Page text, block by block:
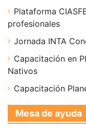
Plataforma
profesionales
Jornada INTA
Capacitación en
Nativos
Capacitación
Mesa de ayuda